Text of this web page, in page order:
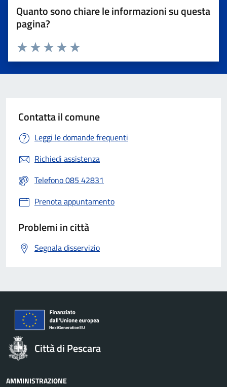
Quanto sono chiare le informazioni su questa
pagina?
Valuta 5 stelle su 5
Valuta 4 stelle su 5
Valuta 3 stelle su 5
Valuta 2 stelle su 5
Valuta 1 stelle su 5
Contatta il comune
Leggi le domande frequenti
Richiedi assistenza
Telefono 085 42831
Prenota appuntamento
Problemi in città
Segnala disservizio
Città di Pescara
AMMINISTRAZIONE